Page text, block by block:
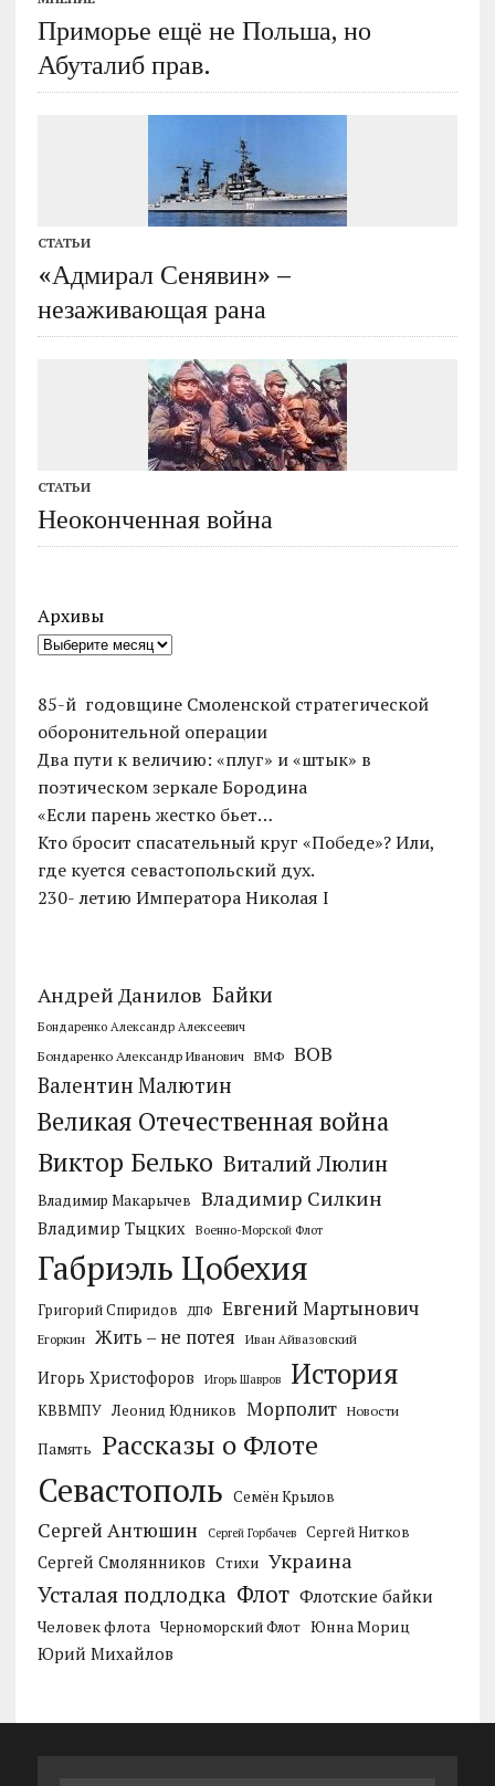
Приморье ещё не Польша, но
Абуталиб прав.
СТАТЬИ
«Адмирал Сенявин» –
незаживающая рана
СТАТЬИ
Неоконченная война
Архивы
85-й годовщине Смоленской стратегической
оборонительной операции
Два пути к величию: «плуг» и «штык» в
поэтическом зеркале Бородина
«Если парень жестко бьет…
Кто бросит спасательный круг «Победе»? Или,
где куется севастопольский дух.
230- летию Императора Николая I
Андрей Данилов Байки
Бондаренко Александр Алексеевич
Бондаренко Александр Иванович ВМФ ВОВ
Валентин Малютин
Великая Отечественная война
Виктор Белько Виталий Люлин
Владимир Макарычев Владимир Силкин
Владимир Тыцких Военно-Морской Флот
Габриэль Цобехия
Григорий Спиридов ДПФ Евгений Мартынович
Егоркин Жить – не потея Иван Айвазовский
Игорь Христофоров Игорь Шавров История
КВВМПУ Леонид Юдников Морполит Новости
Память Рассказы о Флоте
Севастополь Семён Крылов
Сергей Антюшин Сергей Горбачев Сергей Нитков
Сергей Смолянников Стихи Украина
Усталая подлодка Флот Флотские байки
Человек флота Черноморский Флот Юнна Мориц
Юрий Михайлов